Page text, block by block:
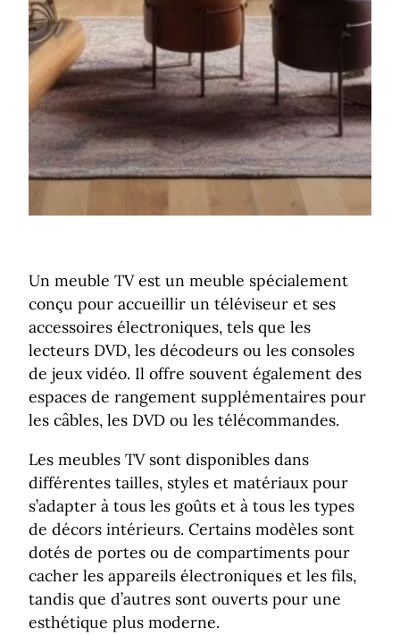
Un meuble TV est un meuble spécialement
conçu pour accueillir un téléviseur et ses
accessoires électroniques, tels que les
lecteurs DVD, les décodeurs ou les consoles
de jeux vidéo. Il offre souvent également des
espaces de rangement supplémentaires pour
les câbles, les DVD ou les télécommandes.
Les meubles TV sont disponibles dans
différentes tailles, styles et matériaux pour
s’adapter à tous les goûts et à tous les types
de décors intérieurs. Certains modèles sont
dotés de portes ou de compartiments pour
cacher les appareils électroniques et les fils,
tandis que d’autres sont ouverts pour une
esthétique plus moderne.